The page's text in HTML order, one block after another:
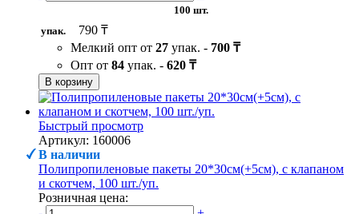
100 шт.
упак.
790 ₸
Мелкий опт от 27 упак. - 700 ₸
Опт от 84 упак. - 620 ₸
В корзину
Быстрый просмотр
Артикул: 160006
В наличии
Полипропиленовые пакеты 20*30см(+5см), с клапаном
и скотчем, 100 шт./уп.
Розничная цена: